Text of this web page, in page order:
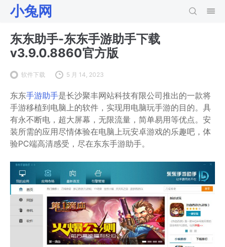
小兔网
东东助手-东东手游助手下载
v3.9.0.8860官方版
软件下载 5 月 14, 2023
东东手游助手是长沙聚丰网站科技有限公司推出的一款将
手游移植到电脑上的软件，实现用电脑玩手游的目的。具
有永不断电，超大屏幕，无限流量，简单易用等优点。安
装所需的应用尽情体验在电脑上玩安卓游戏的乐趣吧，体
验PC端高清感受，尽在东东手游助手。